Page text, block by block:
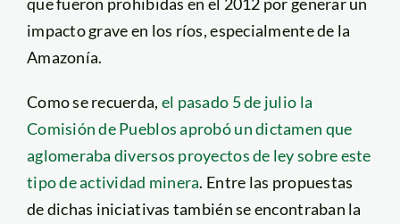
impacto grave en los ríos, especialmente de la
Amazonía.
Como se recuerda, el pasado 5 de julio la
Comisión de Pueblos aprobó un dictamen que
aglomeraba diversos proyectos de ley sobre este
tipo de actividad minera. Entre las propuestas
de dichas iniciativas también se encontraban la